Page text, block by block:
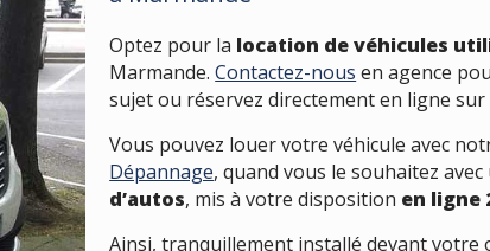
Optez pour la location de véhicules
Marmande.Contactez-nous en agence
sujet ou réservez directement en ligne
Vous pouvez louer votre véhicule avec
Dépannage, quand vous le souhaitez avec
d’autos, mis à votre disposition en ligne
Ainsi, tranquillement installé devant votre